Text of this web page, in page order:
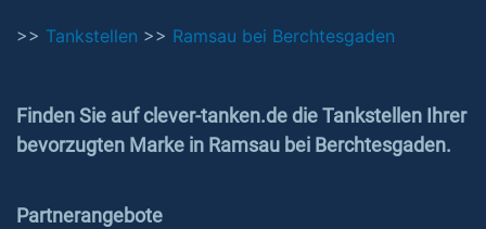
>> Tankstellen >> Ramsau bei Berchtesgaden
Finden Sie auf clever-tanken.de die Tankstellen Ihrer
bevorzugten Marke in Ramsau bei Berchtesgaden.
Partnerangebote